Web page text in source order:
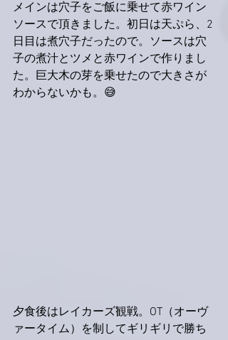
メインは穴子をご飯に乗せて赤ワイン
ソースで頂きました。初日は天ぷら、2
日目は煮穴子だったので。ソースは穴
子の煮汁とツメと赤ワインで作りまし
た。巨大木の芽を乗せたので大きさが
わからないかも。😅
夕食後はレイカーズ観戦。OT（オーヴ
ァータイム）を制してギリギリで勝ち